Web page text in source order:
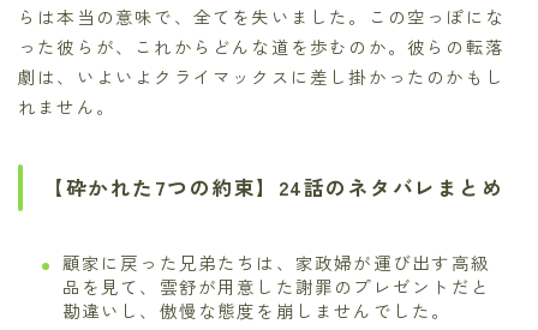
らは本当の意味で、全てを失いました。この空っぽにな
った彼らが、これからどんな道を歩むのか。彼らの転落
劇は、いよいよクライマックスに差し掛かったのかもし
れません。
【砕かれた7つの約束】24話のネタバレまとめ
顧家に戻った兄弟たちは、家政婦が運び出す高級
品を見て、雲舒が用意した謝罪のプレゼントだと
勘違いし、傲慢な態度を崩しませんでした。